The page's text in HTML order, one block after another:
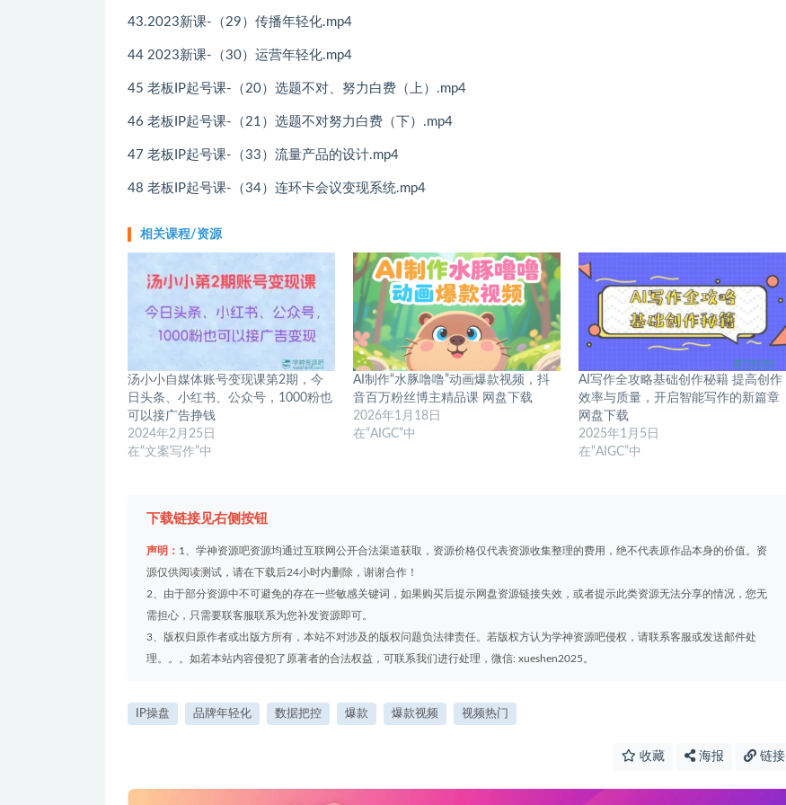
43.2023新课-（29）传播年轻化.mp4
44 2023新课-（30）运营年轻化.mp4
45 老板IP起号课-（20）选题不对、努力白费（上）.mp4
46 老板IP起号课-（21）选题不对努力白费（下）.mp4
47 老板IP起号课-（33）流量产品的设计.mp4
48 老板IP起号课-（34）连环卡会议变现系统.mp4
相关课程/资源
汤小小自媒体账号变现课第2期，今
日头条、小红书、公众号，1000粉也
可以接广告挣钱
2024年2月25日
在“文案写作”中
AI制作“水豚噜噜”动画爆款视频，抖
音百万粉丝博主精品课 网盘下载
2026年1月18日
在“AIGC”中
AI写作全攻略基础创作秘籍 提高创作
效率与质量，开启智能写作的新篇章
网盘下载
2025年1月5日
在“AIGC”中
下载链接见右侧按钮
声明： 1、学神资源吧资源均通过互联网公开合法渠道获取，资源价格仅代表资源收集整理的费用，绝不代表原作品本身的价值。资
源仅供阅读测试，请在下载后24小时内删除，谢谢合作！
2、由于部分资源中不可避免的存在一些敏感关键词，如果购买后提示网盘资源链接失效，或者提示此类资源无法分享的情况，您无
需担心，只需要联客服联系为您补发资源即可。
3、版权归原作者或出版方所有，本站不对涉及的版权问题负法律责任。若版权方认为学神资源吧侵权，请联系客服或发送邮件处
理。。。如若本站内容侵犯了原著者的合法权益，可联系我们进行处理，微信: xueshen2025。
IP操盘 品牌年轻化 数据把控 爆款 爆款视频 视频热门
收藏 海报 链接